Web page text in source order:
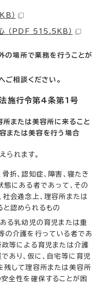
）
（PDF 515.5KB）
の場所で業務を行うことが
ご相談ください。
施行令第4条第1号
所または美容所に来ること
または美容を行う場合
れます。
折、認知症、障害、寝たき
にある者であって、その
会通念上、理容所または
認められるもの
る乳幼児の育児または重
の介護を行っている者であ
等による育児または介護
あり、仮に、自宅等に育児
残して理容所または美容所
全性を確保することが困